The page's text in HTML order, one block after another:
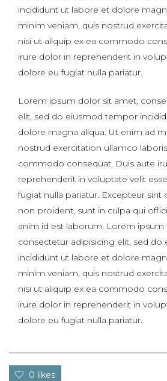
incididunt ut labore et dolore
minim veniam, quis nostrud
nisi ut aliquip ex ea commodo
irure dolor in reprehenderit in
dolore eu fugiat nulla pariatur.
Lorem ipsum dolor sit amet,
elit, sed do eiusmod tempor
dolore magna aliqua. Ut enim ad
nostrud exercitation ullamco
commodo consequat. Duis aute
reprehenderit in voluptate velit
fugiat nulla pariatur. Excepteur sint
non proident, sunt in culpa qui
anim id est laborum. Lorem ipsum
consectetur adipisicing elit, sed
incididunt ut labore et dolore
minim veniam, quis nostrud
nisi ut aliquip ex ea commodo
irure dolor in reprehenderit in
dolore eu fugiat nulla pariatur.
0 likes